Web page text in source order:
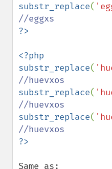
substr_replace(
<?php
substr_replace(
substr_replace(
substr_replace(